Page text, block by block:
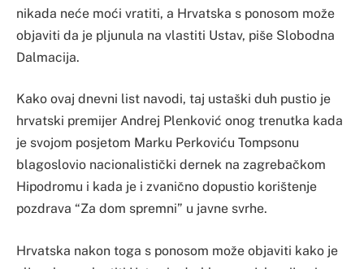
nikada neće moći vratiti, a Hrvatska s ponosom može
objaviti da je pljunula na vlastiti Ustav, piše Slobodna
Dalmacija.
Kako ovaj dnevni list navodi, taj ustaški duh pustio je
hrvatski premijer Andrej Plenković onog trenutka kada
je svojom posjetom Marku Perkoviću Tompsonu
blagoslovio nacionalistički dernek na zagrebačkom
Hipodromu i kada je i zvanično dopustio korištenje
pozdrava “Za dom spremni” u javne svrhe.
Hrvatska nakon toga s ponosom može objaviti kako je